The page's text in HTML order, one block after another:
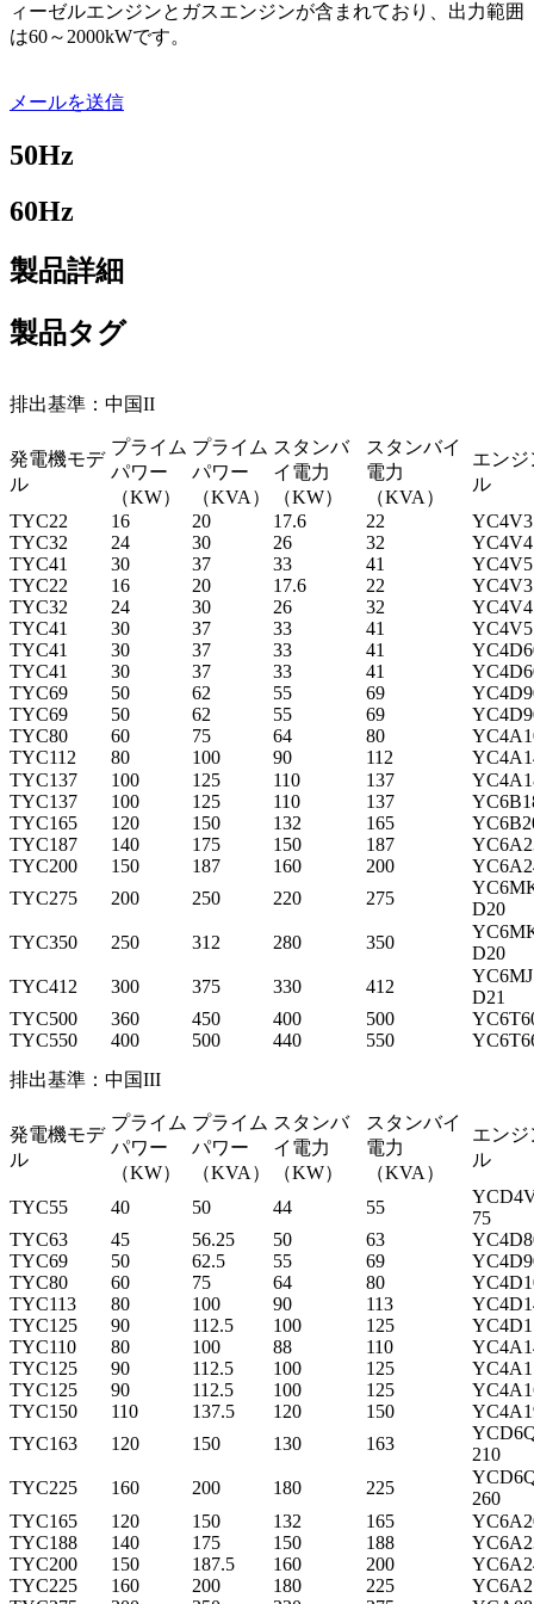
ィーゼルエンジンとガスエンジンが含まれており、出力範囲
は60～2000kWです。
メールを送信
50Hz
60Hz
製品詳細
製品タグ
排出基準：中国II
発電機モデ
ル
プライム
パワー
プライム
パワー
スタンバ
イ電力
スタンバイ
電力
エン
ル
（KW） （KVA） （KW）
（KVA）
TYC22
16 20 17.6 22
TYC32
24 30 26 32
TYC41
30 37 33 41
TYC22
16 20 17.6 22
TYC32
24 30 26 32
TYC41
30 37 33 41
TYC41
30 37 33 41
TYC41
30 37 33 41
TYC69
50 62 55 69
TYC69
50 62 55 69
TYC80
60 75 64 80
TYC112
80 100 90 112
TYC137
100 125 110 137
TYC137
100 125 110 137
TYC165
120 150 132 165
TYC187
140 175 150 187
TYC200
150 187 160 200
TYC275
200 250 220 275
D20
TYC350
250 312 280 350
D20
TYC412
300 375 330 412
YC6MJ
D21
TYC500
360 450 400 500
TYC550
400 500 440 550
排出基準：中国III
発電機モデ
ル
プライム
パワー
プライム
パワー
スタンバ
イ電力
スタンバイ
電力
エン
ル
（KW） （KVA） （KW）
（KVA）
TYC55
40 50 44 55
75
TYC63
45 56.25 50 63
TYC69
50 62.5 55 69
TYC80
60 75 64 80
TYC113
80 100 90 113
TYC125
90 112.5 100 125
TYC110
80 100 88 110
TYC125
90 112.5 100 125
TYC125
90 112.5 100 125
TYC150
110 137.5 120 150
TYC163
120 150 130 163
210
TYC225
160 200 180 225
260
TYC165
120 150 132 165
TYC188
140 175 150 188
TYC200
150 187.5 160 200
TYC225
160 200 180 225